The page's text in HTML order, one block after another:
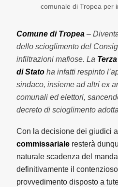
comunale di Tropea per
Comune di Tropea –
dello scioglimento del
infiltrazioni mafiose. La
di Stato ha infatti respinto
sindaco, insieme ad altri ex
comunali ed elettori,
decreto di scioglimento
Con la decisione dei giudici
commissariale resterà
naturale scadenza del
definitivamente il
provvedimento disposto a